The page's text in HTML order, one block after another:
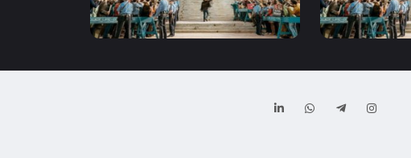
2020
7.6
1:30
2020